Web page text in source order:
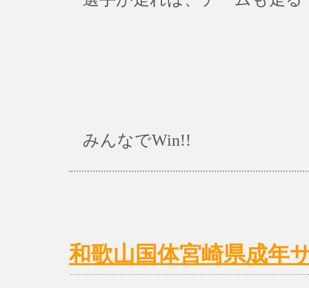
みんなでWin!!
和歌山国体宮崎県成年